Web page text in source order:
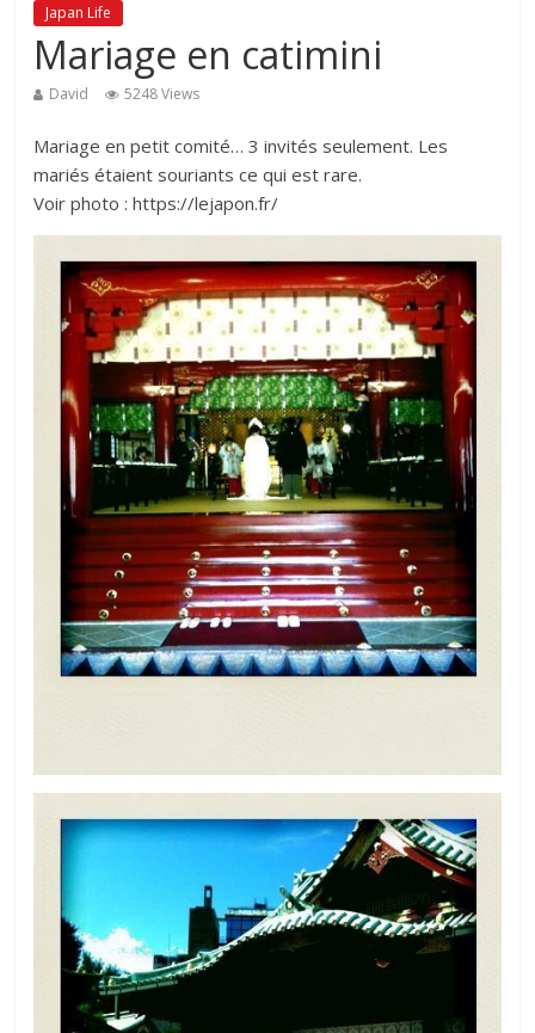
Japan Life
Mariage en catimini
David 5248 Views
Mariage en petit comité… 3 invités seulement. Les
mariés étaient souriants ce qui est rare.
Voir photo : https://lejapon.fr/